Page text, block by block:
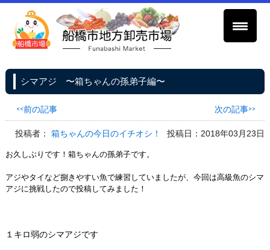
シマアジ 〜箱ちゃんの孫弟子編〜
<<前の記事 次の記事>>
投稿者：箱ちゃんの今日のイチオシ！ 投稿日：2018年03月23日
お久しぶりです！箱ちゃんの孫弟子です。
アジやタイなど捌きやすい魚で練習していましたが、今回は高級魚のシマ
アジに挑戦したので投稿してみました！
１キロ弱のシマアジです